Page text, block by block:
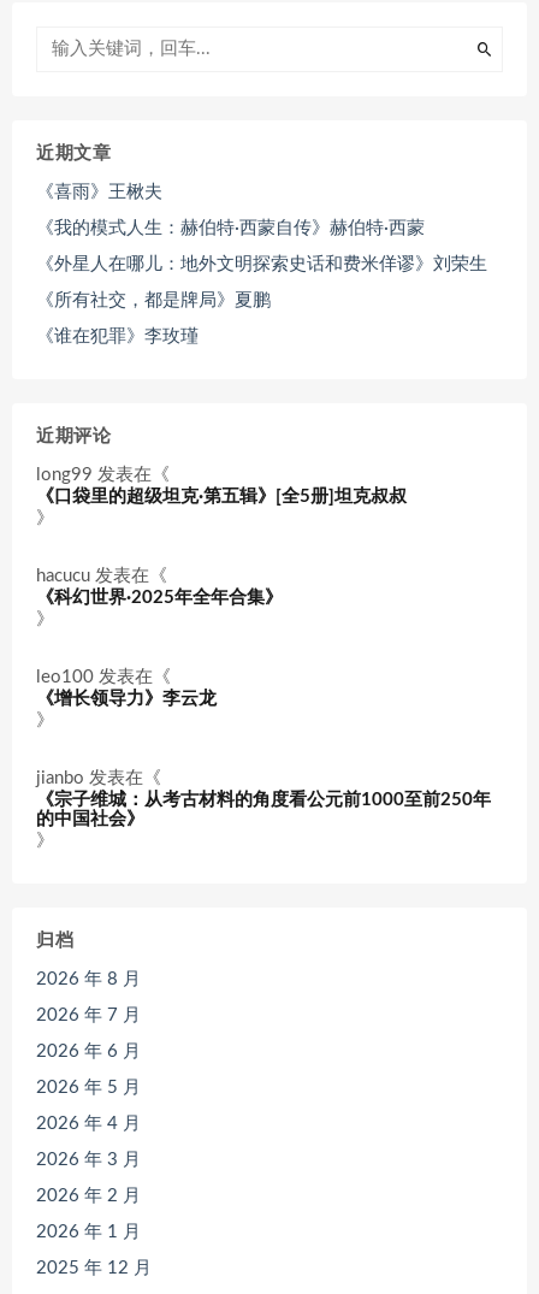
近期文章
《喜雨》王楸夫
《我的模式人生：赫伯特·西蒙自传》赫伯特·西蒙
《外星人在哪儿：地外文明探索史话和费米佯谬》刘荣生
《所有社交，都是牌局》夏鹏
《谁在犯罪》李玫瑾
近期评论
long99 发表在《
《口袋里的超级坦克·第五辑》[全5册]坦克叔叔
》
hacucu 发表在《
《科幻世界·2025年全年合集》
》
leo100 发表在《
《增长领导力》李云龙
》
jianbo 发表在《
《宗子维城：从考古材料的角度看公元前1000至前250年
的中国社会》
》
归档
2026 年 8 月
2026 年 7 月
2026 年 6 月
2026 年 5 月
2026 年 4 月
2026 年 3 月
2026 年 2 月
2026 年 1 月
2025 年 12 月